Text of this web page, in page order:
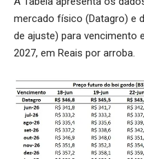
mercado físico (Datagro) e
de ajuste) para vencimento
2027, em Reais por arroba.